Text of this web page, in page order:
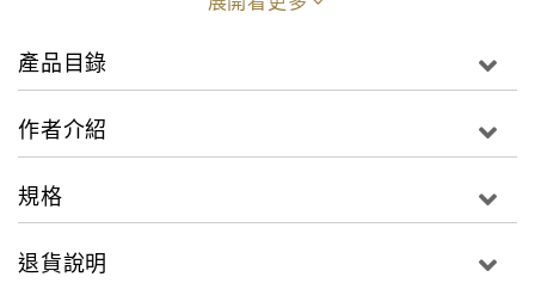
九位風俗女子的人生，倒映出災區男人們的心靈重建
圖，也溫柔訴說著生命的無常。
「重新開始接客那時，地震才剛發生沒幾天，有次照客
一樓完全被海嘯沖毀了，客人就住在那上面的二樓。看
心想：『這種地方真的還能住人嗎？』拜託車伕陪我一
產品目錄
作者介紹
規格
退貨說明